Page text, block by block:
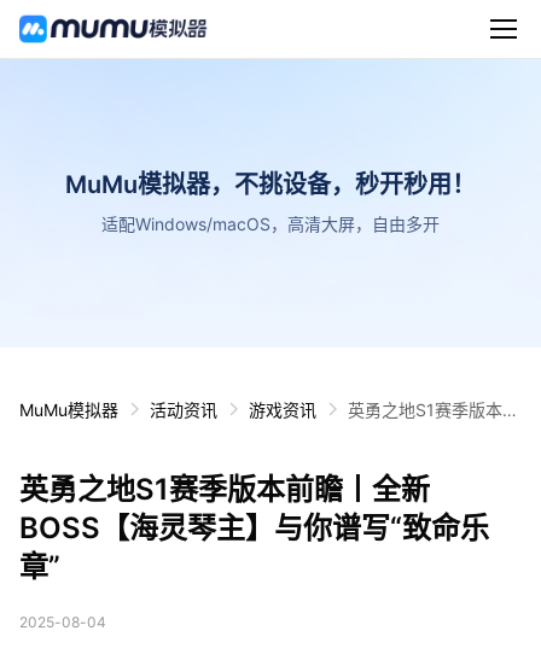
MuMu模拟器，不挑设备，秒开秒用！
适配Windows/macOS，高清大屏，自由多开
MuMu模拟器 活动资讯 游戏资讯
英勇之地S1赛季版本前
乐章”
英勇之地S1赛季版本前瞻丨全新
BOSS【海灵琴主】与你谱写“致命乐
章”
2025-08-04